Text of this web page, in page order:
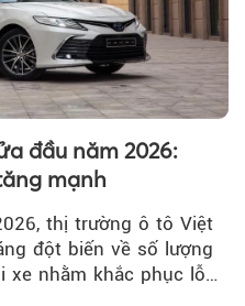
đầu năm 2026:
mạnh
thị trường ô tô Việt
đột biến về số lượng
xe nhằm khắc phục lỗi